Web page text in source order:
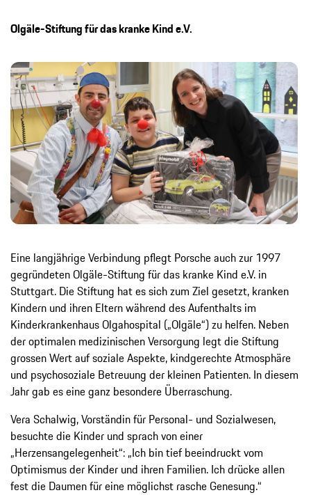
Olgäle-Stiftung für das kranke Kind e.V.
Eine langjährige Verbindung pflegt Porsche auch zur 1997
gegründeten Olgäle-Stiftung für das kranke Kind e.V. in
Stuttgart. Die Stiftung hat es sich zum Ziel gesetzt, kranken
Kindern und ihren Eltern während des Aufenthalts im
Kinderkrankenhaus Olgahospital („Olgäle“) zu helfen. Neben
der optimalen medizinischen Versorgung legt die Stiftung
grossen Wert auf soziale Aspekte, kindgerechte Atmosphäre
und psychosoziale Betreuung der kleinen Patienten. In diesem
Jahr gab es eine ganz besondere Überraschung.
Vera Schalwig, Vorständin für Personal- und Sozialwesen,
besuchte die Kinder und sprach von einer
„Herzensangelegenheit“: „Ich bin tief beeindruckt vom
Optimismus der Kinder und ihren Familien. Ich drücke allen
fest die Daumen für eine möglichst rasche Genesung.“